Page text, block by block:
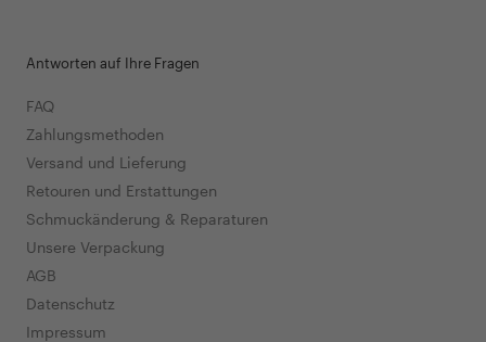
Antworten auf Ihre Fragen
FAQ
Zahlungsmethoden
Versand und Lieferung
Retouren und Erstattungen
Schmuckänderung & Reparaturen
Unsere Verpackung
AGB
Datenschutz
Impressum